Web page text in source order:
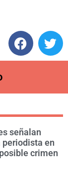
señalan
en
crimen